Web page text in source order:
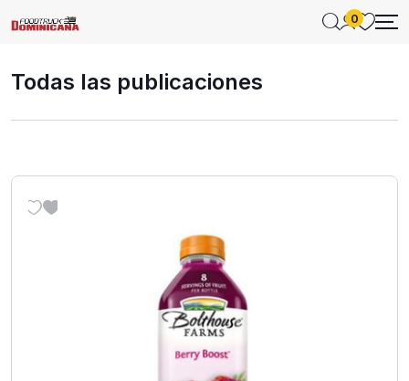
0
Todas las publicaciones